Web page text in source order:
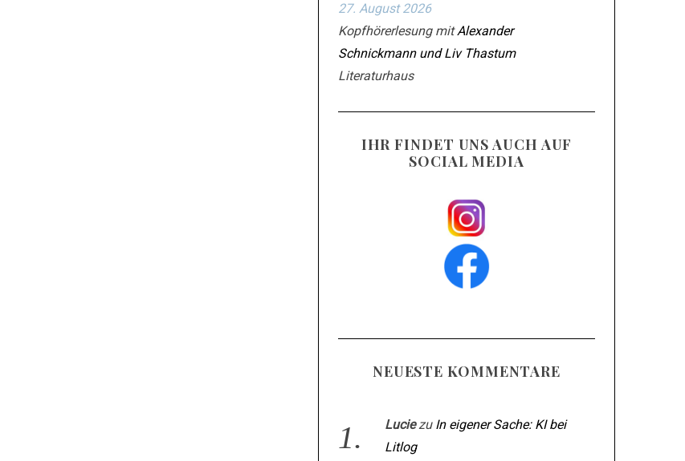
27. August 2026
Kopfhörerlesung mitAlexander
Schnickmann und Liv Thastum
Literaturhaus
IHR FINDET UNS AUCH AUF
SOCIAL MEDIA
NEUESTE KOMMENTARE
Luciezu In eigener Sache: KI bei
Litlog